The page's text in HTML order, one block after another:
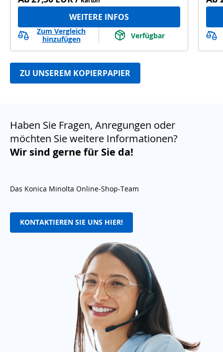
ZU UNSEREM KOPIERPAPIER
WEITERE INFOS
Zum Vergleich
hinzufügen
Verfügbar
Haben Sie Fragen, Anregungen oder
möchten Sie weitere Informationen?
Wir sind gerne für Sie da!
Das Konica Minolta Online-Shop-Team
KONTAKTIEREN SIE UNS HIER!